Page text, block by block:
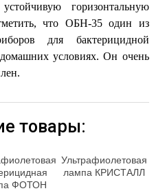
горизонтальную
что ОБН-35 один из
для бактерицидной
условиях. Он очень
товары:
ФОТОН
Ультрафиолетовая
лампа КРИСТАЛЛ